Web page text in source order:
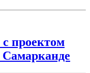
проектом
Самарканде